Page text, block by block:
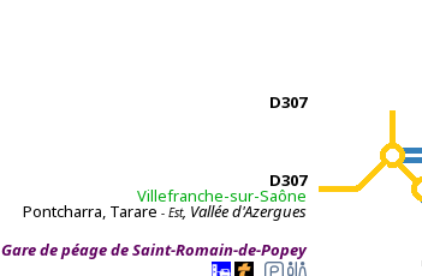
D307
D307
Villefranche-sur-Saône
Pontcharra, Tarare - Est, Vallée d'Azergues
Gare de péage de Saint-Romain-de-Popey